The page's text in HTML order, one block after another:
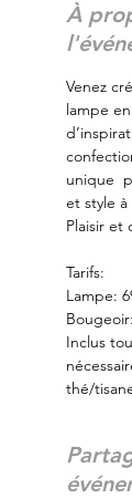
À
Venez
lampe
unique
et style
Plaisir et
Tarifs:
Lampe:
Inclus
thé/